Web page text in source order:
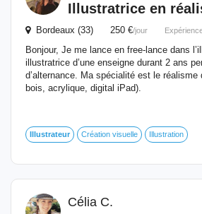
Illustratrice en
Bordeaux (33) 250 €/jour
Bonjour, Je me lance en free-lance dans
illustratrice d’une enseigne durant 2 ans
d’alternance. Ma spécialité est le
bois, acrylique, digital iPad).
Illustrateur Création visuelle Illustration
Célia C.